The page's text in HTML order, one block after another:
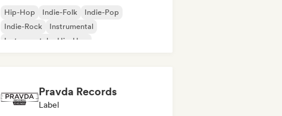
Hip-Hop Indie-Folk
Indie-Pop
Indie-Rock
Instrumental
Instrumentaler Hip-Hop
Pravda Records
Label